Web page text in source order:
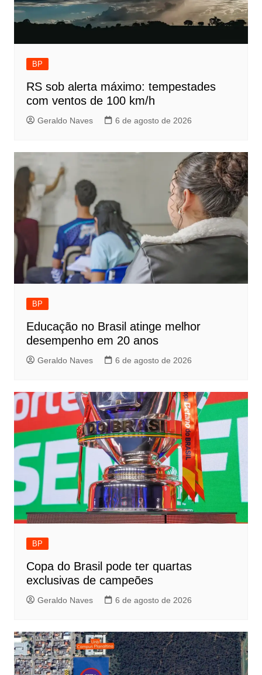
BP
RS sob alerta máximo: tempestades
com ventos de 100 km/h
Geraldo Naves 6 de agosto de 2026
BP
Educação no Brasil atinge melhor
desempenho em 20 anos
Geraldo Naves 6 de agosto de 2026
BP
Copa do Brasil pode ter quartas
exclusivas de campeões
Geraldo Naves 6 de agosto de 2026